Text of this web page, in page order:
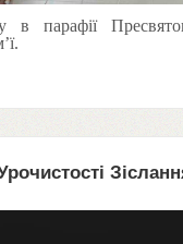
парафії